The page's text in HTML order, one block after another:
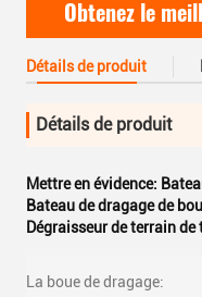
Obtenez le
Détails de produit
Détails de produit
Mettre en évidence:
Bateau de dragage de
Dégraisseur de terrain
La boue de dragage: